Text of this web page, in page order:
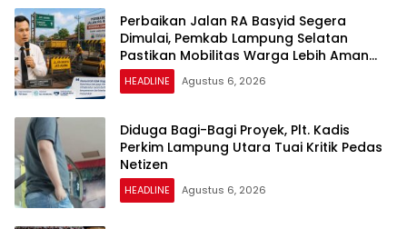
Perbaikan Jalan RA Basyid Segera
Dimulai, Pemkab Lampung Selatan
Pastikan Mobilitas Warga Lebih Aman
dan Nyaman
HEADLINE Agustus 6, 2026
Diduga Bagi-Bagi Proyek, Plt. Kadis
Perkim Lampung Utara Tuai Kritik Pedas
Netizen
HEADLINE Agustus 6, 2026